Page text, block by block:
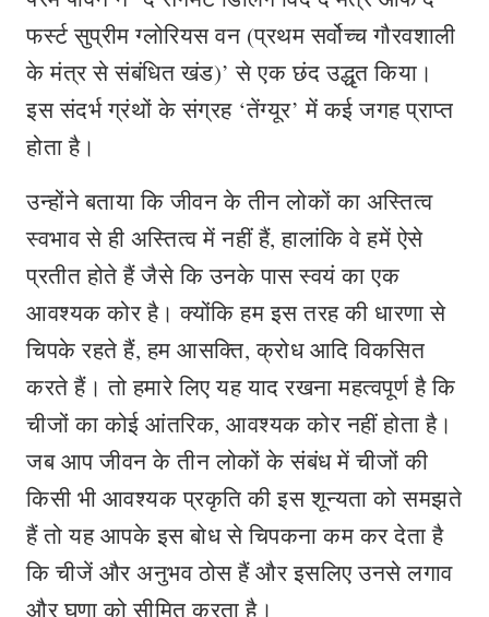
फर्स्ट सुप्रीम ग्लोरियस वन (प्रथम सर्वोच्च गौरवशाली
के मंत्र से संबंधित खंड)’ से एक छंद उद्धृत किया।
इस संदर्भ ग्रंथों के संग्रह ‘तेंग्यूर’ में कई जगह प्राप्त
होता है।
उन्होंने बताया कि जीवन के तीन लोकों का अस्तित्व
स्वभाव से ही अस्तित्व में नहीं हैं, हालांकि वे हमें ऐसे
प्रतीत होते हैं जैसे कि उनके पास स्वयं का एक
आवश्यक कोर है। क्योंकि हम इस तरह की धारणा से
चिपके रहते हैं, हम आसक्ति, क्रोध आदि विकसित
करते हैं। तो हमारे लिए यह याद रखना महत्वपूर्ण है कि
चीजों का कोई आंतरिक, आवश्यक कोर नहीं होता है।
जब आप जीवन के तीन लोकों के संबंध में चीजों की
किसी भी आवश्यक प्रकृति की इस शून्यता को समझते
हैं तो यह आपके इस बोध से चिपकना कम कर देता है
कि चीजें और अनुभव ठोस हैं और इसलिए उनसे लगाव
और घृणा को सीमित करता है।